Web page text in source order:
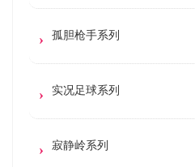
孤胆枪手系列
实况足球系列
寂静岭系列